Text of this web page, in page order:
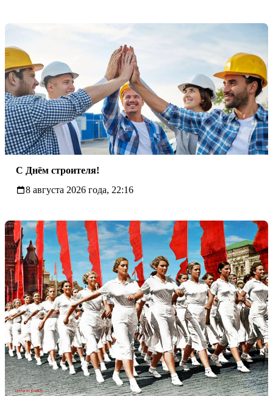
С Днём строителя!
8 августа 2026 года, 22:16